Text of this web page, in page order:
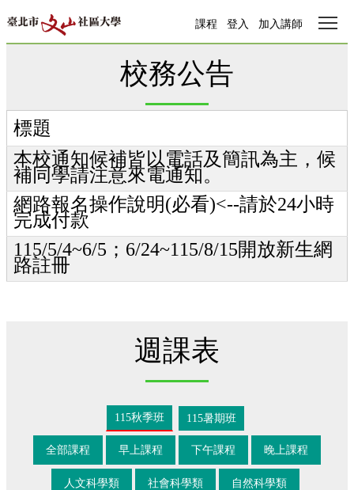
課程 登入 加入講師
校務公告
標題
本校通知候補皆以電話及簡訊為主，候
補同學請注意來電通知。
網路報名操作說明(必看)<--請於24小時
完成付款
115/5/4~6/5；6/24~115/8/15開放新生網
路註冊
週課表
115秋季班 115暑期班
全部課程 早上課程 下午課程 晚上課程
人文科學類 社會科學類 自然科學類